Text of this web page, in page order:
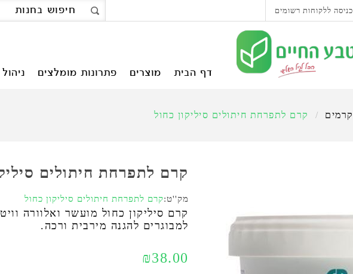
כניסה ללקוחות רשומים
דף הבית מוצרים פתרונות מומלצים
קרמים / קרם לתפרחת חיתולים סיליקון כחול
קרם לתפרחת חיתולים
מק''ט:קרם לתפרחת חיתולים סיליקון כחול
למבוגרים להגנה מירבית ורכה.
₪38.00